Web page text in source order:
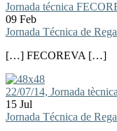
Jornada técnica
09 Feb
Jornada Técnica de
[…] FECOREVA […]
22/07/14, Jornada
15 Jul
Jornada Técnica de